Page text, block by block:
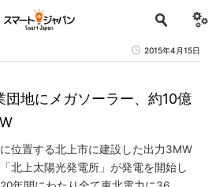
2015年4月15日
団地にメガソーラー、約10億
位置する北上市に建設した出力3MW
北上太陽光発電所」が発電を開始し